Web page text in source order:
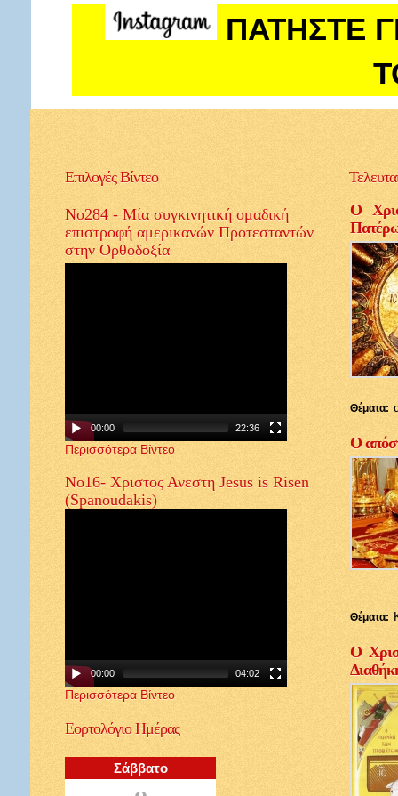
ΠΑΤΗΣΤΕ
ΕπιλογέςΒίντεο
Νο284 - Μία συγκινητική ομαδική
επιστροφή αμερικανών Προτεσταντών
στην Ορθοδοξία
00:00 22:36
Περισσότερα Βίντεο
Νο16- Χριστος Ανεστη Jesus is Risen
(Spanoudakis)
00:00 04:02
Περισσότερα Βίντεο
ΕορτολόγιοΗμέρας
Σάββατο
Ο
Θέματα:
Ο
Θέματα:
Ο